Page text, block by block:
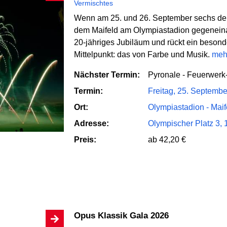
Vermischtes
Wenn am 25. und 26. September sechs
dem Maifeld am Olympiastadion
20-jähriges Jubiläum und rückt ein
Mittelpunkt: das von Farbe und Musik.
Nächster Termin:
Pyronale -
Termin:
Freitag, 25.
Ort:
Olympiastadion -
Adresse:
Olympischer Platz 3,
Preis:
ab 42,20 €
Opus Klassik Gala 2026